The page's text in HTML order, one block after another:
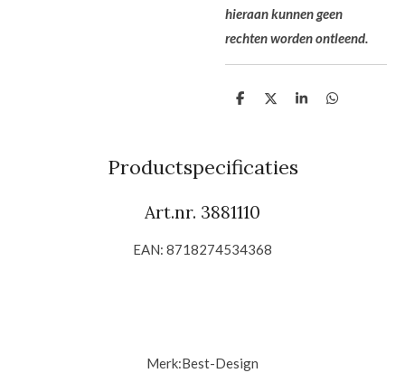
hieraan kunnen geen
rechten worden ontleend.
D
n
D
S
D
Productspecificaties
Art.nr. 3881110
EAN: 8718274534368
Merk:Best-Design